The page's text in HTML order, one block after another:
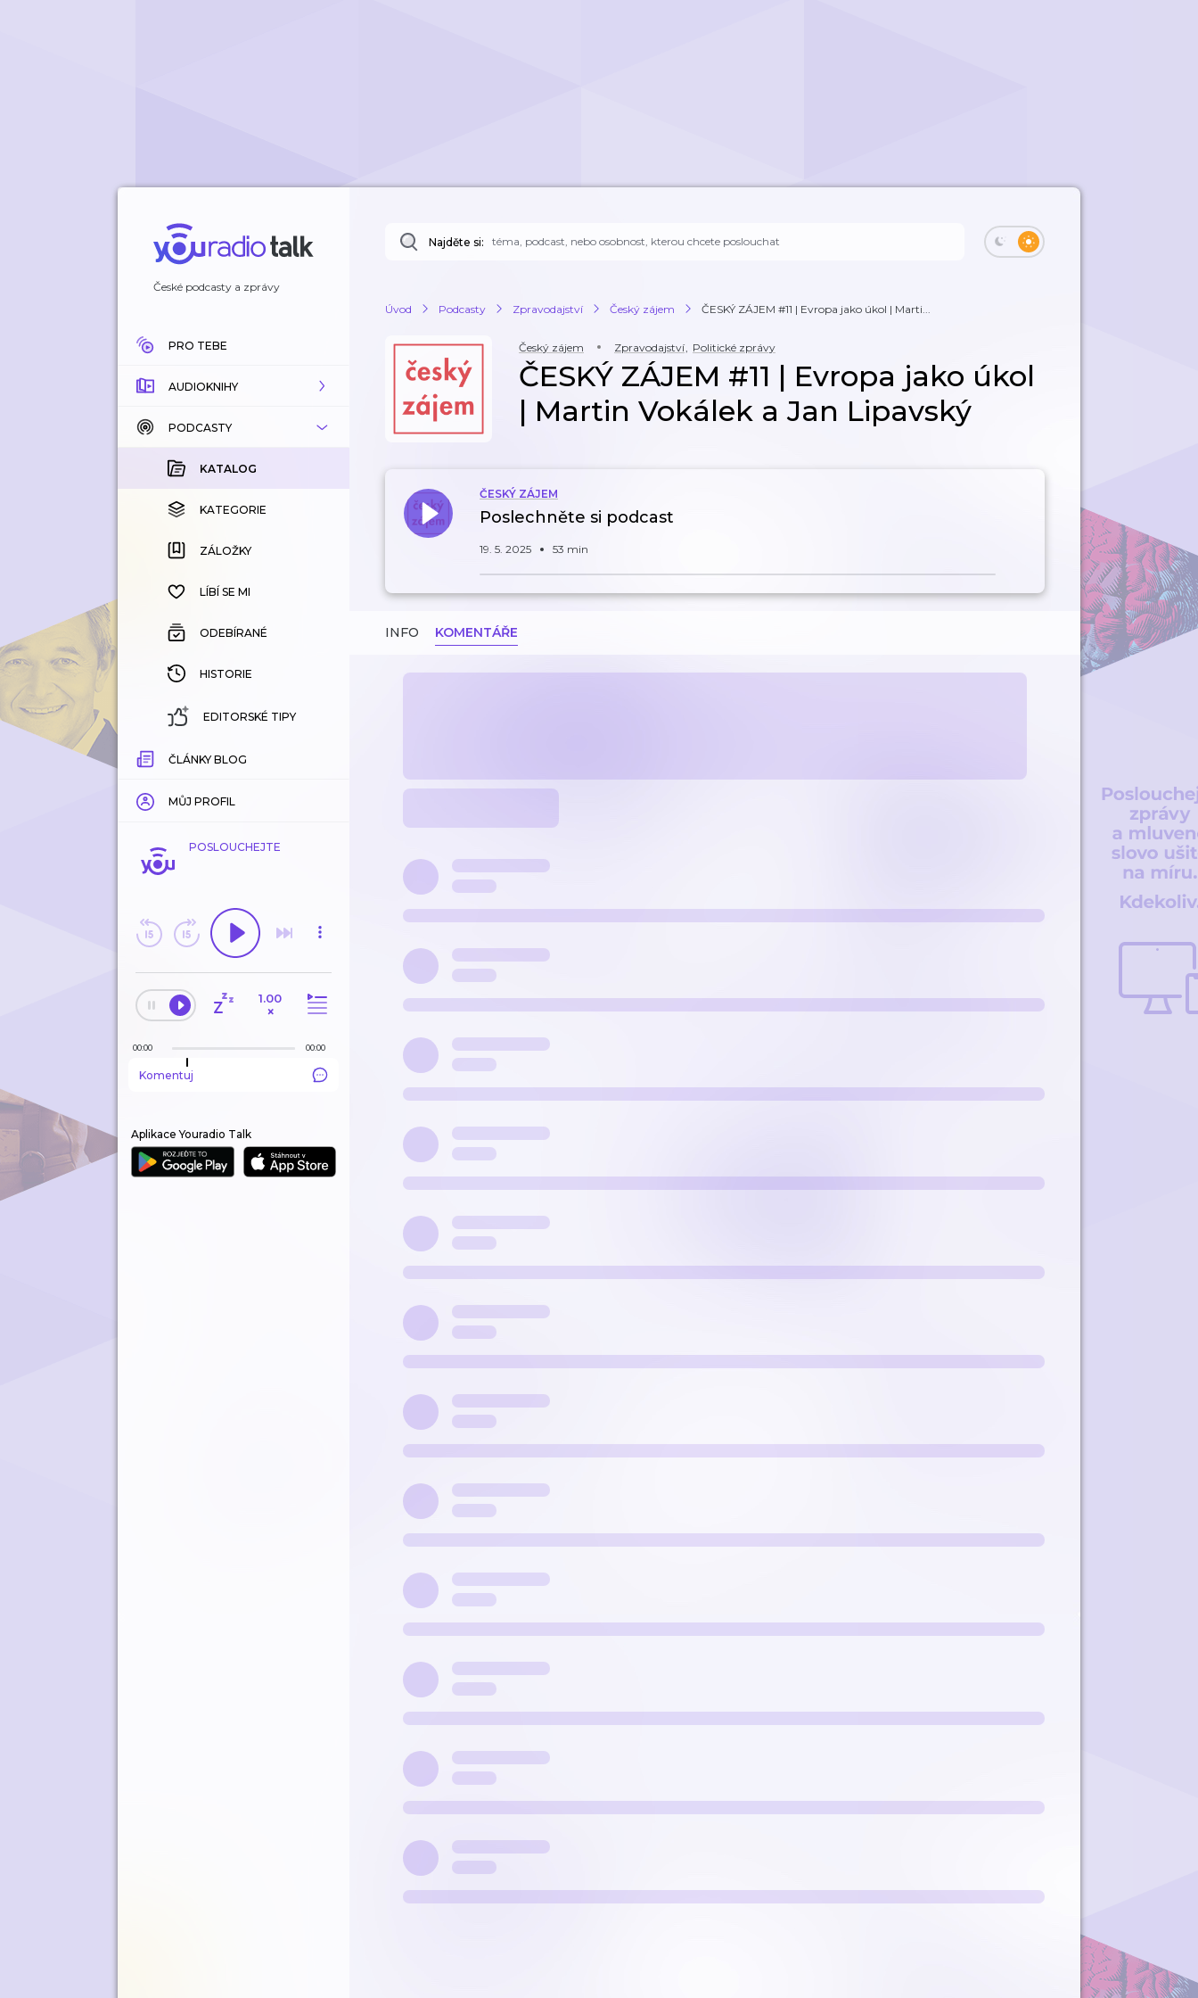
České podcasty a zprávy
PRO TEBE
AUDIOKNIHY
KATALOG
KOUPENÉ
KATEGORIE
ZÁLOŽKY
HISTORIE
PODCASTY
KATALOG
KATEGORIE
ZÁLOŽKY
LÍBÍ SE MI
ODEBÍRANÉ
HISTORIE
EDITORSKÉ TIPY
ČLÁNKY BLOG
MŮJ PROFIL
POSLOUCHEJTE
1.00
×
00:00 00:00
Komentuj
Aplikace Youradio Talk
Najděte si:
Úvod Podcasty Zpravodajství Český zájem ČESKÝ ZÁJEM #11 | Evropa jako úkol | Marti...
Český zájem Zpravodajství, Politické zprávy
ČESKÝ ZÁJEM #11 | Evropa jako úkol
| Martin Vokálek a Jan Lipavský
ČESKÝ ZÁJEM
Poslechněte si podcast
19. 5. 2025 53 min
INFO KOMENTÁŘE